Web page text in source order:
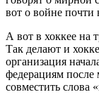
А вот в хоккее на
Так делают и
организация
федерациям
совместить слова